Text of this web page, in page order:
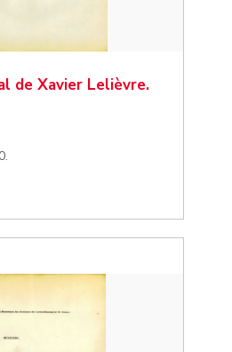
de Xavier Lelièvre.